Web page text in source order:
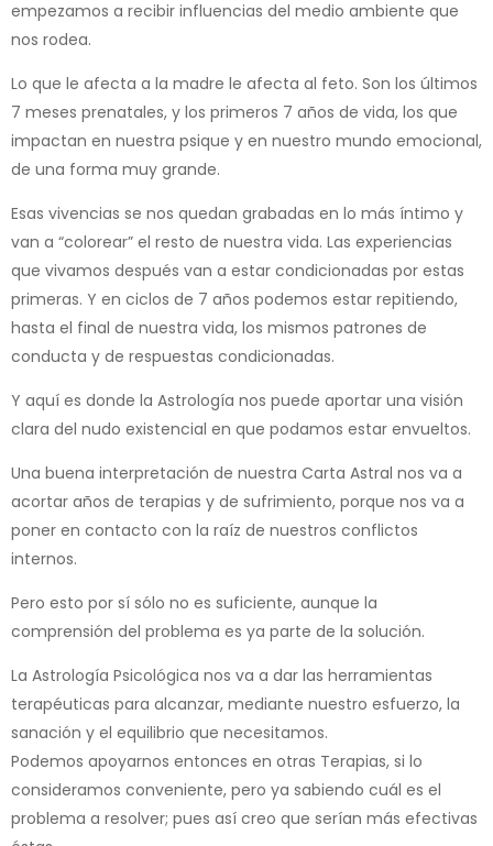
empezamos a recibir influencias del medio ambiente que
nos rodea.
Lo que le afecta a la madre le afecta al feto. Son los últimos
7 meses prenatales, y los primeros 7 años de vida, los que
impactan en nuestra psique y en nuestro mundo emocional,
de una forma muy grande.
Esas vivencias se nos quedan grabadas en lo más íntimo y
van a “colorear” el resto de nuestra vida. Las experiencias
que vivamos después van a estar condicionadas por estas
primeras. Y en ciclos de 7 años podemos estar repitiendo,
hasta el final de nuestra vida, los mismos patrones de
conducta y de respuestas condicionadas.
Y aquí es donde la Astrología nos puede aportar una visión
clara del nudo existencial en que podamos estar envueltos.
Una buena interpretación de nuestra Carta Astral nos va a
acortar años de terapias y de sufrimiento, porque nos va a
poner en contacto con la raíz de nuestros conflictos
internos.
Pero esto por sí sólo no es suficiente, aunque la
comprensión del problema es ya parte de la solución.
La Astrología Psicológica nos va a dar las herramientas
terapéuticas para alcanzar, mediante nuestro esfuerzo, la
sanación y el equilibrio que necesitamos.
Podemos apoyarnos entonces en otras Terapias, si lo
consideramos conveniente, pero ya sabiendo cuál es el
problema a resolver; pues así creo que serían más efectivas